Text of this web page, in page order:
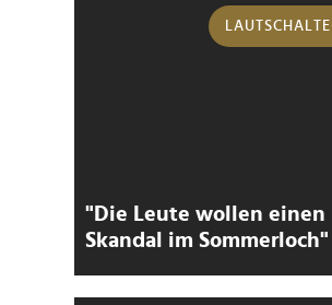
"Die Leute wollen einen
Skandal im Sommerloch"